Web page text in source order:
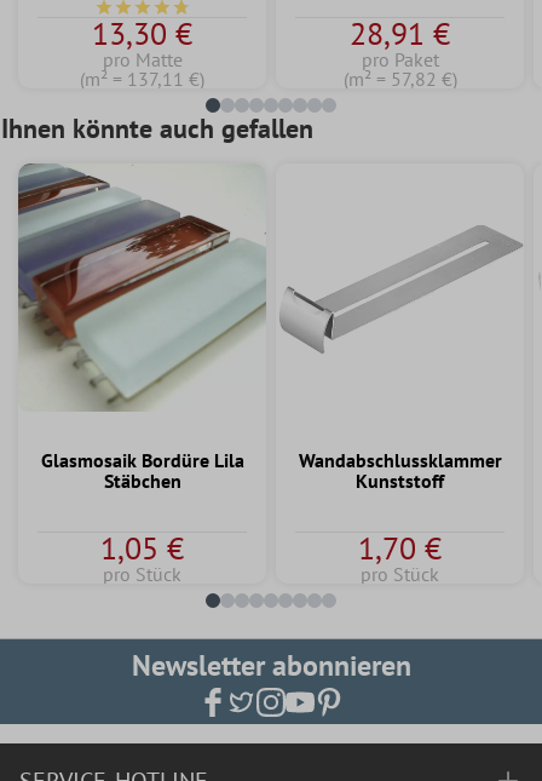
Durchschnittliche Bewertung von 4.7 von 5 Sternen
13,30 €
pro Matte
(m² = 137,11 €)
28,91 €
pro Paket
(m² = 57,82 €)
Ihnen könnte auch gefallen
Glasmosaik Bordüre Lila
Stäbchen
1,05 €
pro Stück
Wandabschlussklammer
Kunststoff
1,70 €
pro Stück
Newsletter abonnieren